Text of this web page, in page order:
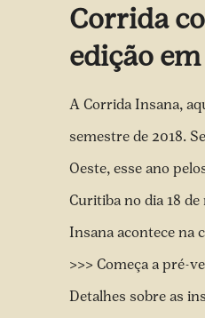
Corrida
edição
A Corrida Insana,
semestre de 2018.
Oeste, esse ano
Curitiba no dia 18 de
Insana acontece na
>>> Começa a pré-
Detalhes sobre as